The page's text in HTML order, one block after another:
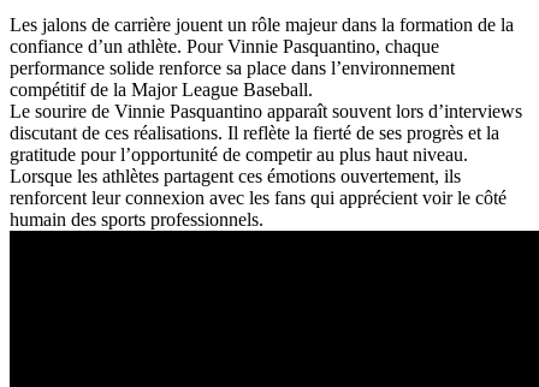
Les jalons de carrière jouent un rôle majeur dans la formation de la
confiance d’un athlète. Pour Vinnie Pasquantino, chaque
performance solide renforce sa place dans l’environnement
compétitif de la Major League Baseball.
Le sourire de Vinnie Pasquantino apparaît souvent lors d’interviews
discutant de ces réalisations. Il reflète la fierté de ses progrès et la
gratitude pour l’opportunité de competir au plus haut niveau.
Lorsque les athlètes partagent ces émotions ouvertement, ils
renforcent leur connexion avec les fans qui apprécient voir le côté
humain des sports professionnels.